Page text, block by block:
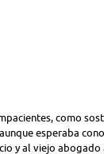
como
esperaba
y al viejo